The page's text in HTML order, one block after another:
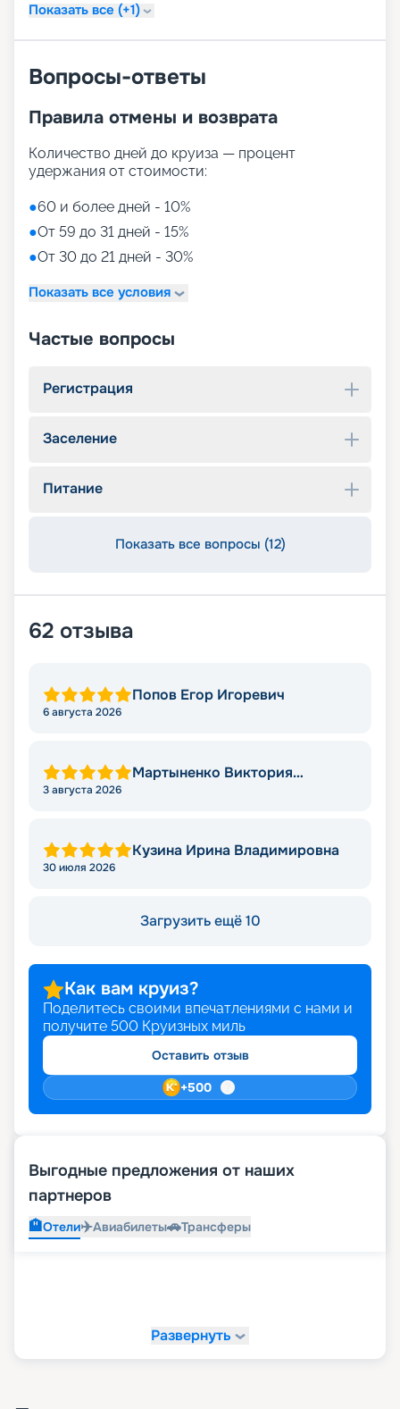
Показать все (+1)
Вопросы-ответы
Правила отмены и возврата
Количество дней до круиза — процент
удержания от стоимости:
●60 и более дней - 10%
●От 59 до 31 дней - 15%
●От 30 до 21 дней - 30%
Показать все условия
Частые вопросы
Регистрация
Заселение
Питание
Показать все вопросы (12)
62 отзыва
Попов Егор Игоревич
6 августа 2026
Мартыненко Виктория
Николаевна
3 августа 2026
Кузина Ирина Владимировна
30 июля 2026
Загрузить ещё 10
Как вам круиз?
Поделитесь своими впечатлениями с нами и
получите 500 Круизных миль
Оставить отзыв
+500
Выгодные предложения от наших
партнеров
🏨Отели✈️Авиабилеты🚗Трансферы
Развернуть